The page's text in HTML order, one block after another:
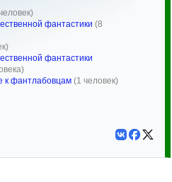
фантастики (8
фантастики
к фантлабовцам (1 человек)